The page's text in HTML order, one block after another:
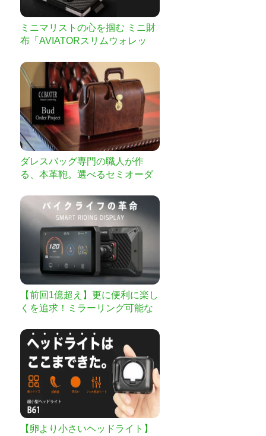
ミニマリストの心を掴む ミニ財
布「AVIATORスリムウォレッ
ダレスバッグ専門の職人が作
る、本革鞄。選べるセミオーダ
【前回1億超え】更に便利に楽し
くを追求！ミラーリング可能な
【卵より小さいヘッドライト】